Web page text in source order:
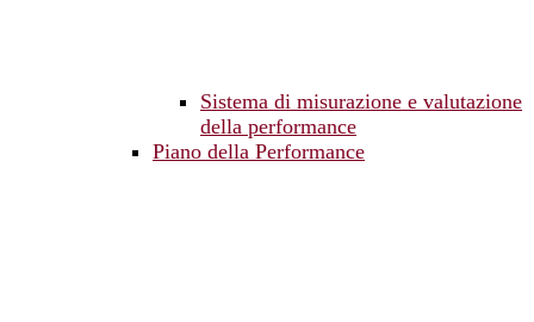
Sistema di misurazione e valutazione
della performance
Piano della Performance